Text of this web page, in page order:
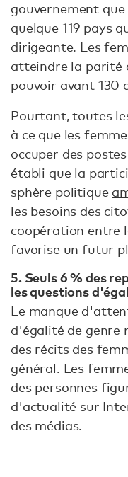
gouvernement que
quelque 119 pays
dirigeante. Les
atteindre la parité
pouvoir avant 130
Pourtant, toutes
à ce que les
occuper des
établi que la
sphère politique
les besoins des
coopération entre
favorise un futur
5. Seuls 6 % des
les questions
Le manque
d'égalité de genre
des récits des
général. Les
des personnes
d'actualité sur
des médias.